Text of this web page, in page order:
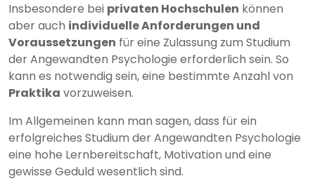
Insbesondere bei privaten Hochschulen können
aber auch individuelle Anforderungen und
Voraussetzungen für eine Zulassung zum Studium
der Angewandten Psychologie erforderlich sein. So
kann es notwendig sein, eine bestimmte Anzahl von
Praktika vorzuweisen.
Im Allgemeinen kann man sagen, dass für ein
erfolgreiches Studium der Angewandten Psychologie
eine hohe Lernbereitschaft, Motivation und eine
gewisse Geduld wesentlich sind.